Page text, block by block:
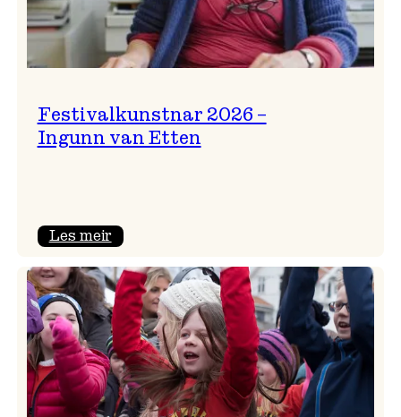
Festivalkunstnar 2026 –
Ingunn van Etten
Les meir:
2026
–
Ingunn van Etten